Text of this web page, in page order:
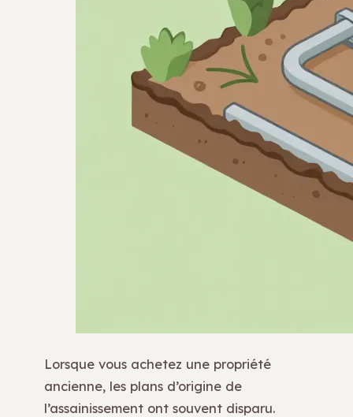
Lorsque vous achetez une propriété
ancienne, les plans d’origine de
l’assainissement ont souvent disparu.